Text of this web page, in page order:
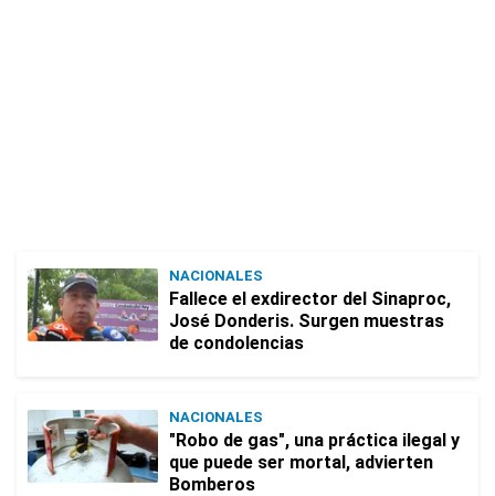
NACIONALES
Fallece el exdirector del Sinaproc,
José Donderis. Surgen muestras
de condolencias
NACIONALES
"Robo de gas", una práctica ilegal y
que puede ser mortal, advierten
Bomberos